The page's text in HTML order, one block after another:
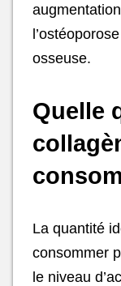
osseuse.
Quelle
La quantité
consommer
le niveau